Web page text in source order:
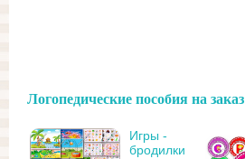
Логопедические пособия на заказ
Игры -
бродилки